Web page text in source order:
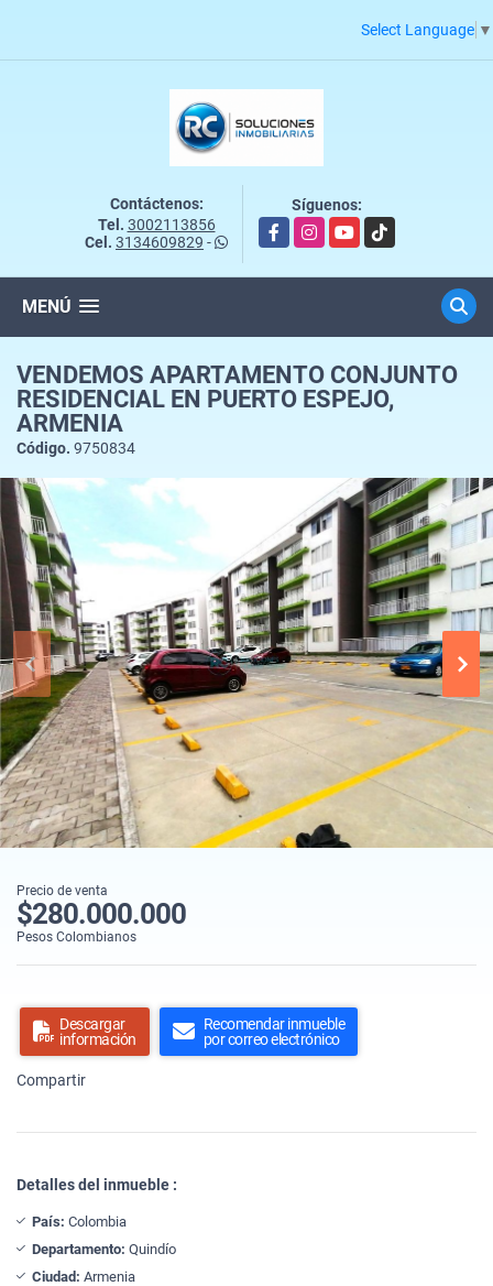
Select Language ▼
Contáctenos:
Tel. 3002113856
Cel. 3134609829 -
Síguenos:
FacebookInstagramYouTubeTikTok
MENÚ
VENDEMOS APARTAMENTO CONJUNTO
RESIDENCIAL EN PUERTO ESPEJO,
ARMENIA
Código. 9750834
Precio de venta
$280.000.000
Pesos Colombianos
Descargar
información
Recomendar inmueble
por correo electrónico
Compartir
Detalles del inmueble :
País: Colombia
Departamento: Quindío
Ciudad: Armenia